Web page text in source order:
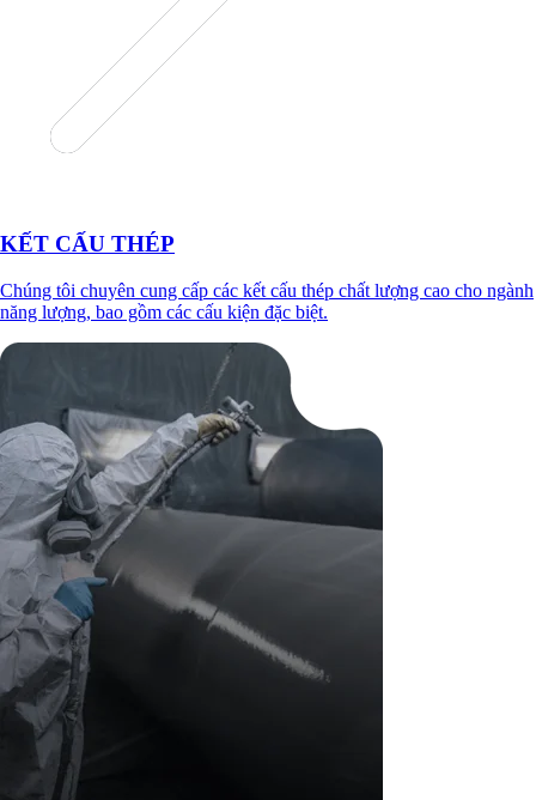
KẾT CẤU THÉP
Chúng tôi chuyên cung cấp các kết cấu thép chất lượng cao cho ngành
năng lượng, bao gồm các cấu kiện đặc biệt.